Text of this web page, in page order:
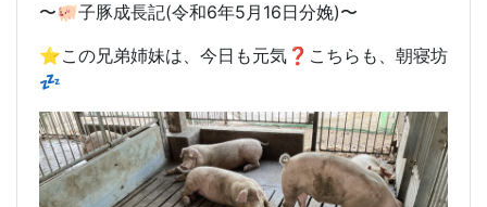
〜🐖子豚成長記(令和6年5月16日分娩)〜
⭐️この兄弟姉妹は、今日も元気❓こちらも、朝寝坊
💤